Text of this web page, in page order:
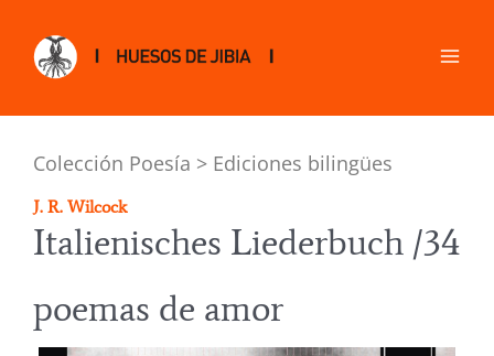
Colección Poesía > Ediciones bilingües
J. R. Wilcock
Italienisches Liederbuch /34
poemas de amor